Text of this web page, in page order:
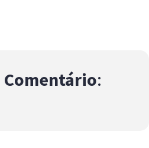
Comentário: